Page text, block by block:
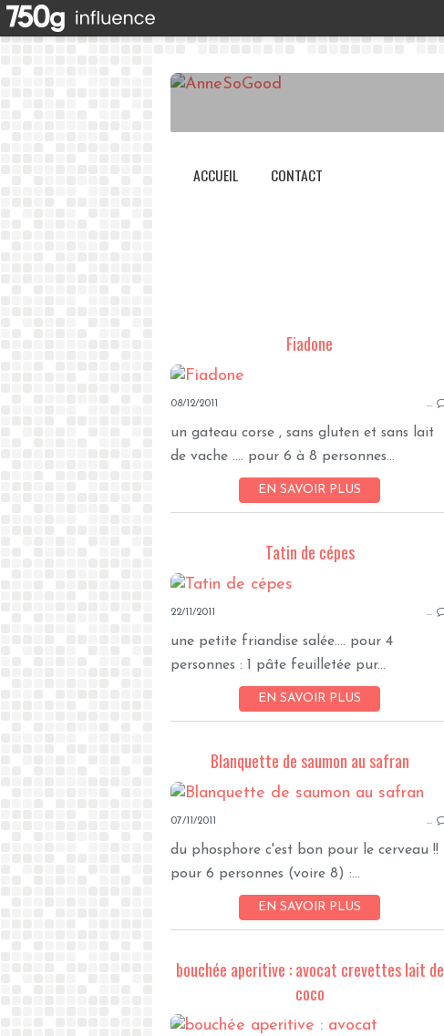
ACCUEIL CONTACT
Fiadone
08/12/2011 …
un gateau corse , sans gluten et sans lait
de vache .... pour 6 à 8 personnes...
EN SAVOIR PLUS
Tatin de cépes
22/11/2011 …
une petite friandise salée.... pour 4
personnes : 1 pâte feuilletée pur...
EN SAVOIR PLUS
Blanquette de saumon au safran
07/11/2011 …
du phosphore c'est bon pour le cerveau !!
pour 6 personnes (voire 8) :...
EN SAVOIR PLUS
bouchée aperitive : avocat crevettes lait de
coco